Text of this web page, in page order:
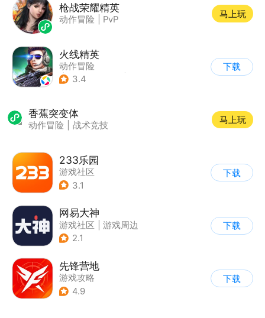
枪战荣耀精英
动作冒险 PvP
马上玩
火线精英
动作冒险
| 第一人称射击
3.4
下载
香蕉突变体
动作冒险 战术竞技
马上玩
233乐园
游戏社区
3.1
下载
网易大神
游戏社区
游戏周边
2.1
下载
先锋营地
游戏攻略
4.9
下载